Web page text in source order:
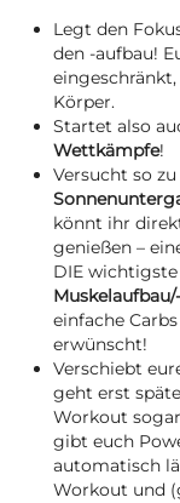
Legt den
den -aufbau!
Körper.
Startet also
Wettkämpfe!
Versucht so
könnt ihr
genießen –
DIE
einfache
erwünscht!
Verschiebt
geht erst
Workout
gibt euch
automatisch
Workout und